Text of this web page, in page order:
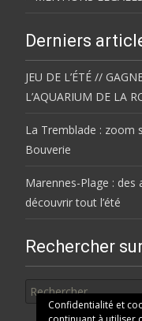
Derniers
JEU DE L’ÉTÉ //
L’AQUARIUM DE LA
La Tremblade : zoom
Bouverie
Marennes-Plage :
découvrir tout l’été
Rechercher
Confidentialité et